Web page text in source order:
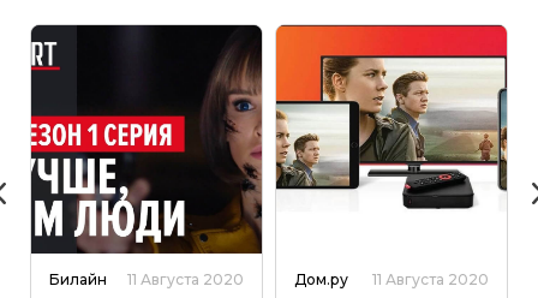
Билайн 11 Августа 2020 Дом.ру 11 Августа 2020